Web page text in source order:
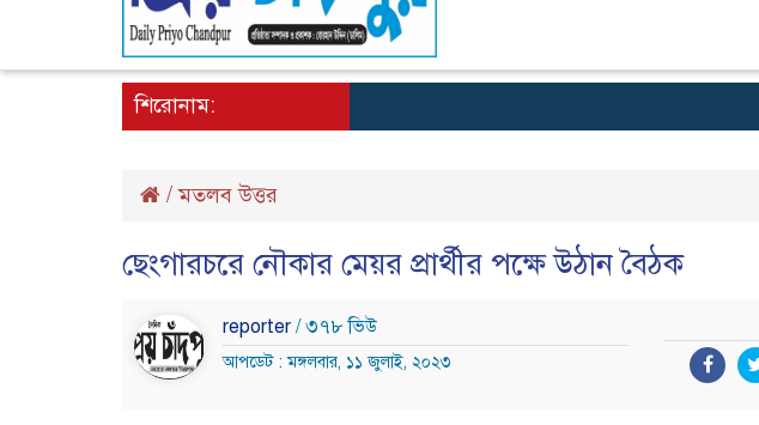
শিরোনাম:
/মতলব উত্তর
ছেংগারচরে নৌকার মেয়র প্রার্থীর পক্ষে উঠান বৈঠক
reporter / ৩৭৮ ভিউ
আপডেট : মঙ্গলবার, ১১ জুলাই, ২০২৩